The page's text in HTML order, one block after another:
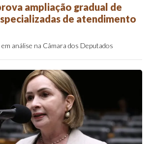
ampliação gradual de
de atendimento
análise na Câmara dos Deputados